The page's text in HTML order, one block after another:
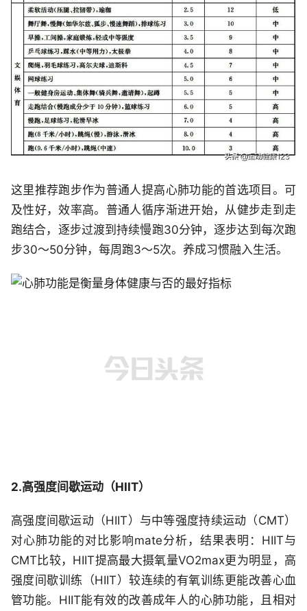
这里推荐跑步作为普通人提高心肺功能的首选项目。可
及性好，效率高。普通人循序渐进开始，从健步走到走
跑结合，逐步过渡到持续慢跑30分钟，逐步达到每次跑
步30～50分钟，每周跑3～5次。养成习惯融入生活。
2.高强度间歇运动（HIIT）
高强度间歇运动（HIIT）与中等强度持续运动（CMT）
对心肺功能的对比影响mate分析，结果表明：HIIT与
CMT比较，HIIT提高最大摄氧量VO2max更为明显，高
强度间歇训练（HIIT）较连续的有氧训练更能改善心血
管功能。HIIT能有效的改善成年人的心肺功能，且相对